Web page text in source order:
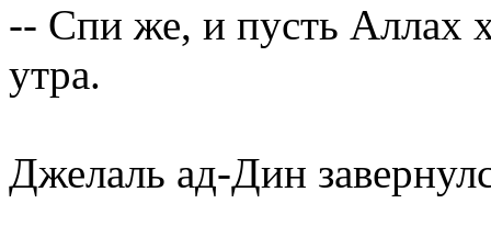
-- Спи же, и пусть Аллах
утра.
Джелаль ад-Дин